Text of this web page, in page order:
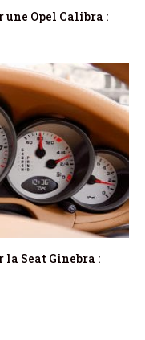
Opel Calibra :
Seat Ginebra :